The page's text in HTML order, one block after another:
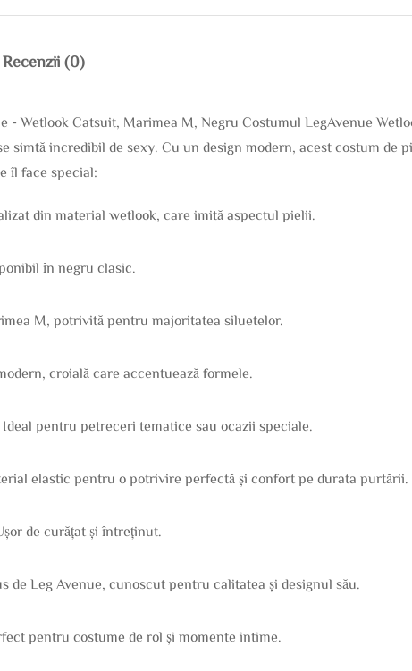
Recenzii (0)
- Wetlook Catsuit, Marimea M, Negru Costumul LegAvenue
simtă incredibil de sexy. Cu un design modern, acest costum
îl face special:
din material wetlook, care imită aspectul pielii.
în negru clasic.
M, potrivită pentru majoritatea siluetelor.
croială care accentuează formele.
pentru petreceri tematice sau ocazii speciale.
elastic pentru o potrivire perfectă și confort pe durata purtării.
de curățat și întreținut.
de Leg Avenue, cunoscut pentru calitatea și designul său.
pentru costume de rol și momente intime.